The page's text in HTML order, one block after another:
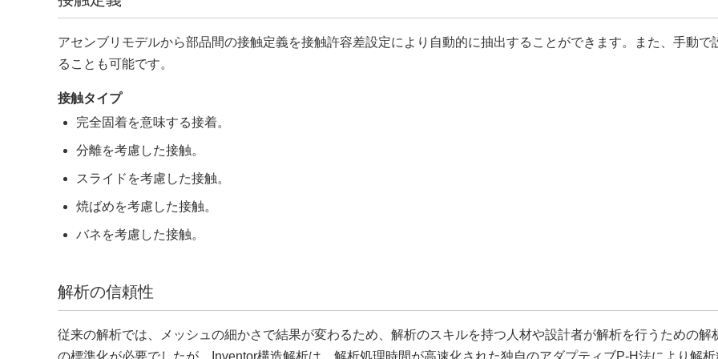
アセンブリモデルから部品間の接触定義を接触許容差設定により自動的に抽出することができます。また、手動で
ることも可能です。
接触タイプ
完全固着を意味する接着。
分離を考慮した接触。
スライドを考慮した接触。
焼ばめを考慮した接触。
バネを考慮した接触。
解析の信頼性
従来の解析では、メッシュの細かさで結果が変わるため、解析のスキルを持つ人材や設計者が解析を行うための解
の標準化が必要でしたが、Inventor構造解析は、解析処理時間が高速化された独自のアダプティブP-H法により解析